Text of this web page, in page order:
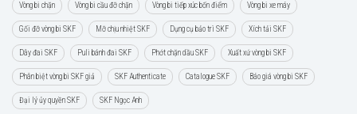
Vòng bi chặn Vòng bi cầu đỡ chặn Vòng bi tiếp xúc bốn điểm Vòng bi xe máy
Gối đỡ vòng bi SKF Mỡ chịu nhiệt SKF Dụng cụ bảo trì SKF Xích tải SKF
Dây đai SKF Puli bánh đai SKF Phớt chặn dầu SKF Xuất xứ vòng bi SKF
Phân biệt vòng bi SKF giả SKF Authenticate Catalogue SKF Báo giá vòng bi SKF
Đại lý ủy quyền SKF SKF Ngọc Anh